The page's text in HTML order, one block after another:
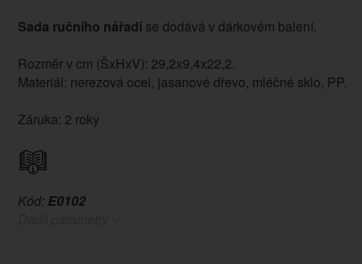
Sada ručního nářadíse dodává v dárkovém balení.
Rozměr v cm (ŠxHxV): 29,2x9,4x22,2.
Materiál: nerezová ocel, jasanové dřevo, mléčné sklo, PP.
Záruka: 2 roky
Kód: E0102